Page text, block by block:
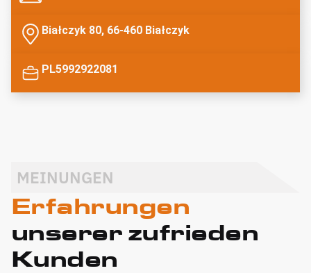
Białczyk 80, 66-460 Białczyk
PL5992922081
Erfahrungen
unserer zufrieden
Kunden
MEINUNGEN